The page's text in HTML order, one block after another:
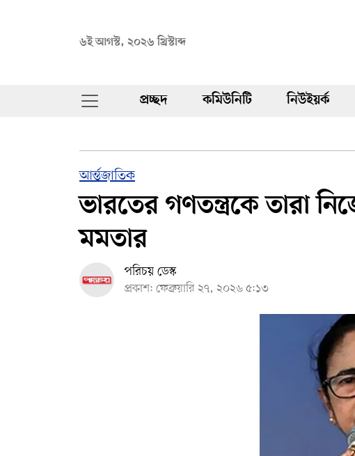
৬ই আগস্ট, ২০২৬ খ্রিস্টাব্দ
প্রচ্ছদ কমিউনিটি নিউইয়র্ক
আর্ন্তজাতিক
ভারতের গণতন্ত্রকে তারা
মমতার
পরিচয় ডেস্ক
প্রকাশ: ফেব্রুয়ারি ২৭, ২০২৬ ৫:১৩